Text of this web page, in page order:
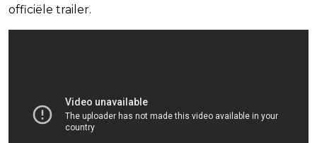
officiële trailer.